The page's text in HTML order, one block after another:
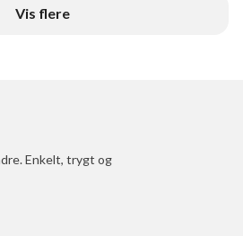
Vis flere
Enkelt, trygt og